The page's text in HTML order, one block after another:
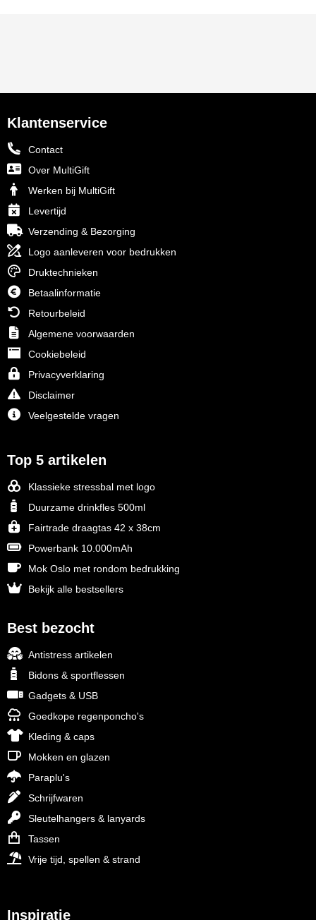
Klantenservice
Contact
Over MultiGift
Werken bij MultiGift
Levertijd
Verzending & Bezorging
Logo aanleveren voor bedrukken
Druktechnieken
Betaalinformatie
Retourbeleid
Algemene voorwaarden
Cookiebeleid
Privacyverklaring
Disclaimer
Veelgestelde vragen
Top 5 artikelen
Klassieke stressbal met logo
Duurzame drinkfles 500ml
Fairtrade draagtas 42 x 38cm
Powerbank 10.000mAh
Mok Oslo met rondom bedrukking
Bekijk alle bestsellers
Best bezocht
Antistress artikelen
Bidons & sportflessen
Gadgets & USB
Goedkope regenponcho's
Kleding & caps
Mokken en glazen
Paraplu's
Schrijfwaren
Sleutelhangers & lanyards
Tassen
Vrije tijd, spellen & strand
Inspiratie